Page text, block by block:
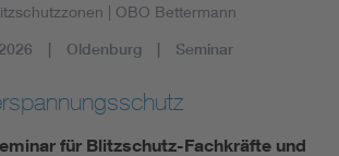
| OBO Bettermann
Oldenburg Seminar
für Blitzschutz-Fachkräfte und